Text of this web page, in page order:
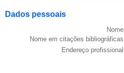
Dados pessoais
Nome
Nome em citações bibliográficas
Endereço profissional